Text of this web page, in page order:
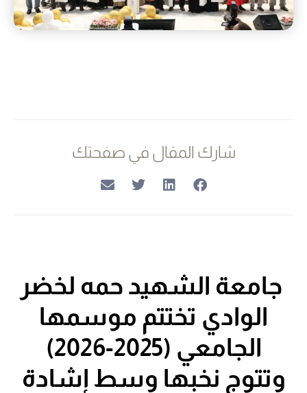
شارك المقال في صفحتك
جامعة الشهيد حمه لخضر
الوادي تختتم موسمها
الجامعي (2025-2026)
وتتوج نخبها وسط إشادة